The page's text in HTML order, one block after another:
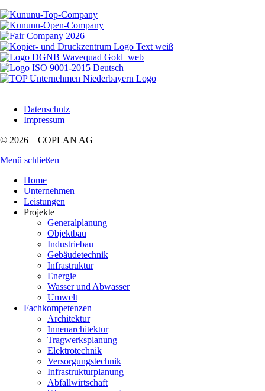
Datenschutz
Impressum
© 2026 – COPLAN AG
Menü schließen
Home
Unternehmen
Leistungen
Projekte
Generalplanung
Objektbau
Industriebau
Gebäudetechnik
Infrastruktur
Energie
Wasser und Abwasser
Umwelt
Fachkompetenzen
Architektur
Innenarchitektur
Tragwerksplanung
Elektrotechnik
Versorgungstechnik
Infrastrukturplanung
Abfallwirtschaft